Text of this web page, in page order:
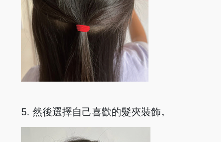
5. 然後選擇自己喜歡的髮夾裝飾。